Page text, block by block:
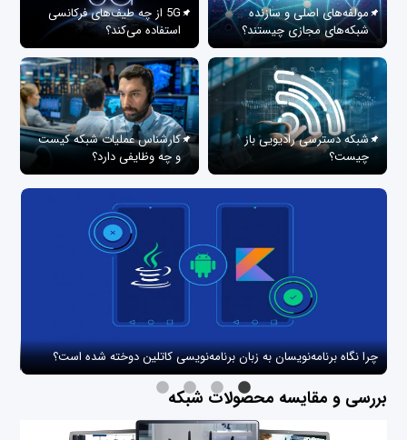
مولفه‌های اصلی و سازنده
شبکه‌های مجازی چیستند؟
5G از چه طیف‌های فرکانسی
استفاده می‌کند؟
شبکه دسترسی رادیویی باز
چیست؟
کارشناس عملیات شبکه کیست
و چه وظایفی دارد؟
چرا نگاه برنامه‌نویسان به زبان برنامه‌نویسی کاتلین دوخته شده است؟
بررسی و مقایسه محصولات شبکه